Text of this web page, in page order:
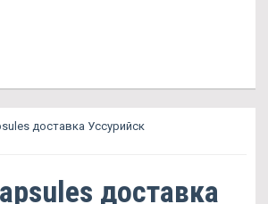
доставка Уссурийск
доставка